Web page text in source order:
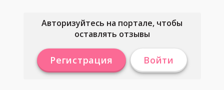
Авторизуйтесь на портале, чтобы
оставлять отзывы
Регистрация Войти